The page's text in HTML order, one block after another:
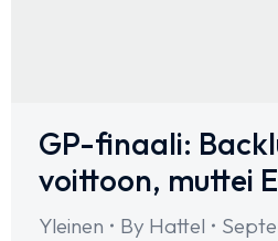
GP-finaali:
voittoon, muttei
Yleinen By Hattel